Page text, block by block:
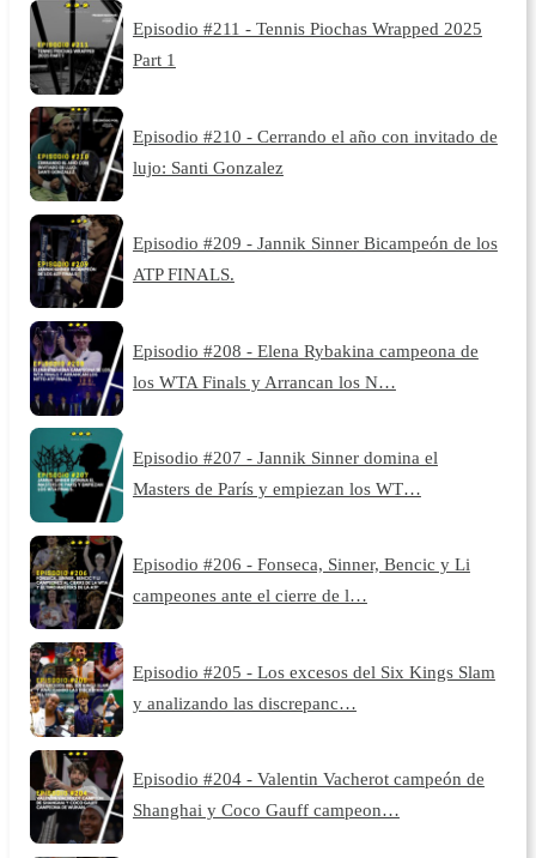
Episodio #211 - Tennis Piochas Wrapped 2025
Part 1
Episodio #210 - Cerrando el año con invitado de
lujo: Santi Gonzalez
Episodio #209 - Jannik Sinner Bicampeón de los
ATP FINALS.
Episodio #208 - Elena Rybakina campeona de
los WTA Finals y Arrancan los N…
Episodio #207 - Jannik Sinner domina el
Masters de París y empiezan los WT…
Episodio #206 - Fonseca, Sinner, Bencic y Li
campeones ante el cierre de l…
Episodio #205 - Los excesos del Six Kings Slam
y analizando las discrepanc…
Episodio #204 - Valentin Vacherot campeón de
Shanghai y Coco Gauff campeon…